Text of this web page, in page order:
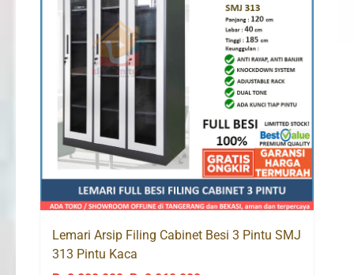
Lemari Arsip Filing Cabinet Besi 3 Pintu SMJ
313 Pintu Kaca